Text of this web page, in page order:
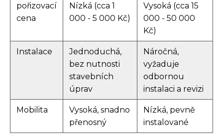
pořizovací
cena
Nízká (cca 1
000 - 5 000 Kč)
Vysoká (cca 15
000 - 50 000
Kč)
Instalace
Jednoduchá,
bez nutnosti
stavebních
úprav
Náročná,
vyžaduje
odbornou
instalaci a revizi
Mobilita
Vysoká, snadno
přenosný
Nízká, pevně
instalované